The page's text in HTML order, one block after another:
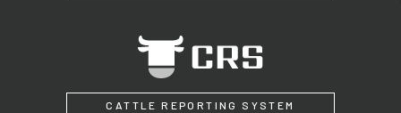
CATTLE REPORTING SYSTEM